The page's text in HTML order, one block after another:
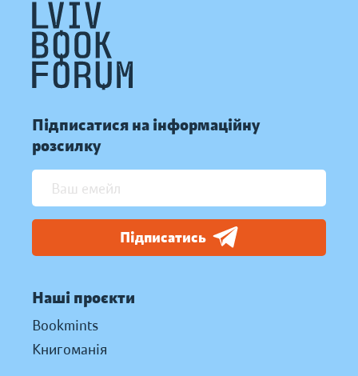
Підписатися на інформаційну
розсилку
Підписатись
Наші проєкти
Bookmints
Книгоманія